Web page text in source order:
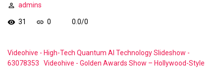
admins
31 0 0.0/0
Videohive - High-Tech Quantum AI Technology Slideshow -
63078353
Videohive - Golden Awards Show – Hollywood-Style